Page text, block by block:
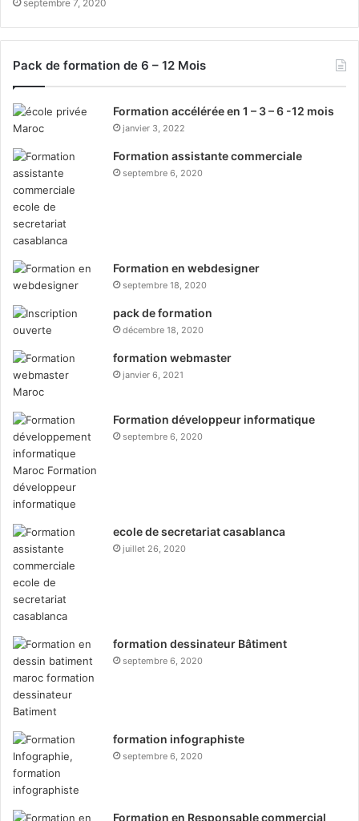
septembre 7, 2020
Pack de formation de 6 – 12 Mois
Formation accélérée en 1 – 3 – 6 -12 mois
janvier 3, 2022
Formation assistante commerciale
septembre 6, 2020
Formation en webdesigner
septembre 18, 2020
pack de formation
décembre 18, 2020
formation webmaster
janvier 6, 2021
Formation développeur informatique
septembre 6, 2020
ecole de secretariat casablanca
juillet 26, 2020
formation dessinateur Bâtiment
septembre 6, 2020
formation infographiste
septembre 6, 2020
Formation en Responsable commercial